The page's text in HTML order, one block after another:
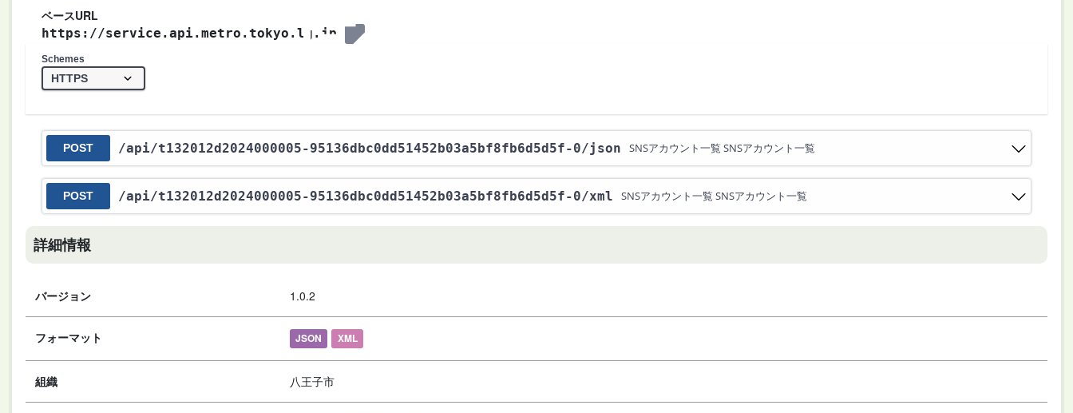
ベースURL
https://service.api.metro.tokyo.lg.jp
Schemes
POST /api/t132012d2024000005-95136dbc0dd51452b03a5bf8fb6d5d5f-0/json SNSアカウント一覧 SNSアカウント一覧
POST /api/t132012d2024000005-95136dbc0dd51452b03a5bf8fb6d5d5f-0/xml SNSアカウント一覧 SNSアカウント一覧
詳細情報
バージョン 1.0.2
フォーマット JSON XML
組織 八王子市